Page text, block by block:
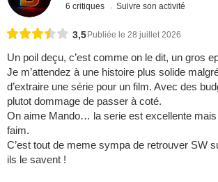
6 critiques Suivre son activité
3,5 Publiée le 28 juillet 2026
Un poil deçu, c’est comme on le dit, un gros
Je m’attendez à une histoire plus solide
d’extraire une série pour un film. Avec des
plutot dommage de passer à coté.
On aime Mando… la serie est excellente
faim.
C’est tout de meme sympa de retrouver SW
ils le savent !